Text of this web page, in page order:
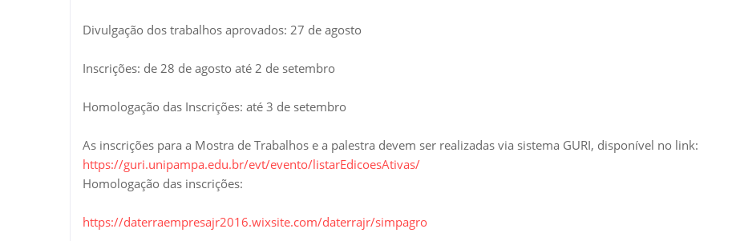
Divulgação dos trabalhos aprovados: 27 de agosto
Inscrições: de 28 de agosto até 2 de setembro
Homologação das Inscrições: até 3 de setembro
As inscrições para a Mostra de Trabalhos e a palestra devem ser realizadas via sistema GURI, disponível no link:
https://guri.unipampa.edu.br/evt/evento/listarEdicoesAtivas/
Homologação das inscrições:
https://daterraempresajr2016.wixsite.com/daterrajr/simpagro